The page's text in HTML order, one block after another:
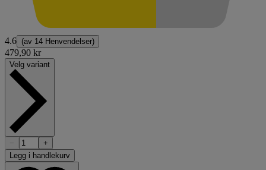
4.6 (av 14 Henvendelser)
479,90 kr
Velg variant
−
+
Legg i handlekurv